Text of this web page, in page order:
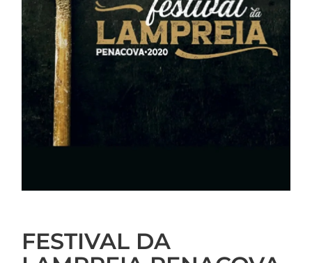
FESTIVAL DA